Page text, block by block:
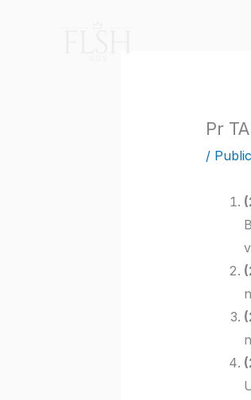
Pr
/